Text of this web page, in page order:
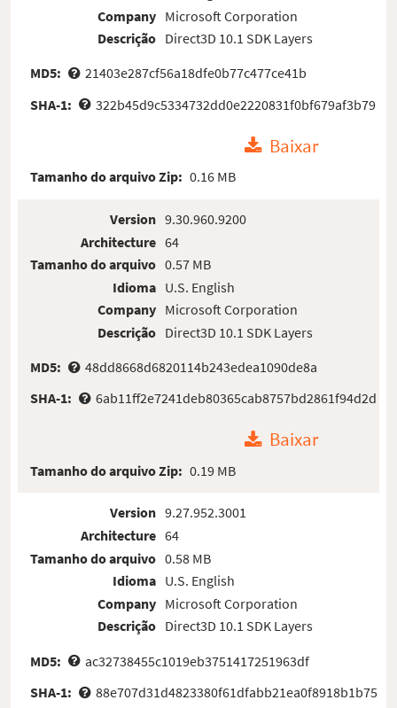
Company
Descrição
Microsoft Corporation
Direct3D 10.1 SDK Layers
MD5:
21403e287cf56a18dfe0b77c477ce41b
SHA-1:
322b45d9c5334732dd0e2220831f0bf679af3b79
Baixar
Tamanho do arquivo Zip: 0.16 MB
Version
Architecture
Tamanho do arquivo
Idioma
Company
Descrição
9.30.960.9200
64
0.57 MB
U.S. English
Microsoft Corporation
Direct3D 10.1 SDK Layers
MD5:
48dd8668d6820114b243edea1090de8a
SHA-1:
6ab11ff2e7241deb80365cab8757bd2861f94d2d
Baixar
Tamanho do arquivo Zip: 0.19 MB
Version
Architecture
Tamanho do arquivo
Idioma
Company
Descrição
9.27.952.3001
64
0.58 MB
U.S. English
Microsoft Corporation
Direct3D 10.1 SDK Layers
MD5:
ac32738455c1019eb3751417251963df
SHA-1:
88e707d31d4823380f61dfabb21ea0f8918b1b75